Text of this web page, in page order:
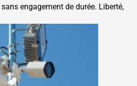
sans engagement de durée. Liberté,